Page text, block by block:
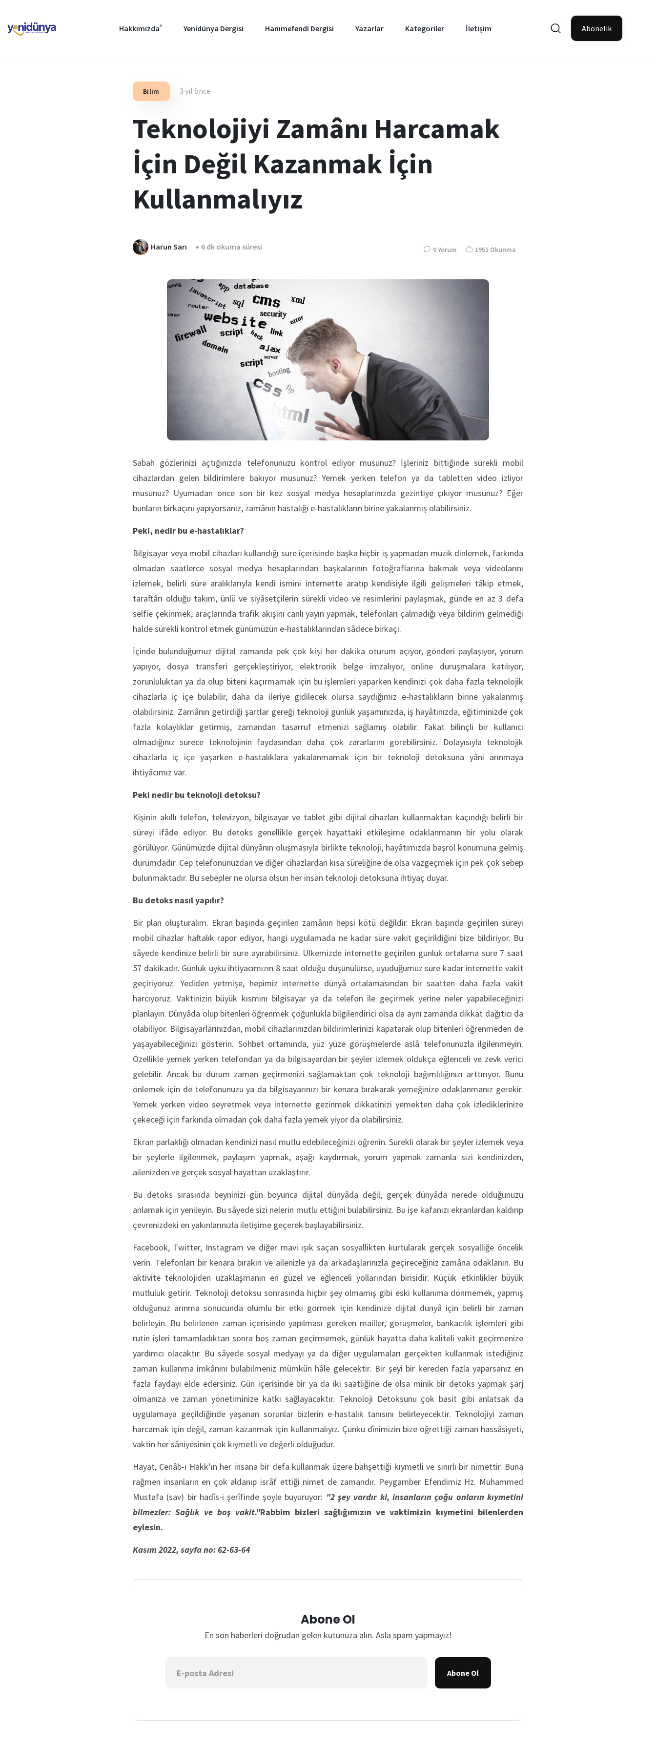
Hakkımızda Yenidünya Dergisi Hanımefendi Dergisi Yazarlar Kategoriler İletişim Abonelik
Bilim 3 yıl önce
Teknolojiyi Zamânı Harcamak
İçin Değil Kazanmak İçin
Kullanmalıyız
Harun Sarı 6 dk okuma süresi 0 Yorum 1951 Okunma
Sabah gözlerinizi açtığınızda telefonunuzu kontrol ediyor musunuz? İşleriniz bittiğinde sürekli mobil
cihazlardan gelen bildirimlere bakıyor musunuz? Yemek yerken telefon ya da tabletten video izliyor
musunuz? Uyumadan önce son bir kez sosyal medya hesaplarınızda gezintiye çıkıyor musunuz? Eğer
bunların birkaçını yapıyorsanız, zamânın hastalığı e-hastalıkların birine yakalanmış olabilirsiniz.
Peki, nedir bu e-hastalıklar?
Bilgisayar veya mobil cihazları kullandığı süre içerisinde başka hiçbir iş yapmadan müzik dinlemek, farkında
olmadan saatlerce sosyal medya hesaplarından başkalarının fotoğraflarına bakmak veya videolarını
izlemek, belirli süre aralıklarıyla kendi ismini internette aratıp kendisiyle ilgili gelişmeleri tâkip etmek,
taraftârı olduğu takım, ünlü ve siyâsetçilerin sürekli video ve resimlerini paylaşmak, günde en az 3 defa
selfie çekinmek, araçlarında trafik akışını canlı yayın yapmak, telefonları çalmadığı veya bildirim gelmediği
halde sürekli kontrol etmek günümüzün e-hastalıklarından sâdece birkaçı.
İçinde bulunduğumuz dijital zamanda pek çok kişi her dakika oturum açıyor, gönderi paylaşıyor, yorum
yapıyor, dosya transferi gerçekleştiriyor, elektronik belge imzalıyor, online duruşmalara katılıyor,
zorunluluktan ya da olup biteni kaçırmamak için bu işlemleri yaparken kendinizi çok daha fazla teknolojik
cihazlarla iç içe bulabilir, daha da ileriye gidilecek olursa saydığımız e-hastalıkların birine yakalanmış
olabilirsiniz. Zamânın getirdiği şartlar gereği teknoloji günlük yaşamınızda, iş hayâtınızda, eğitiminizde çok
fazla kolaylıklar getirmiş, zamandan tasarruf etmenizi sağlamış olabilir. Fakat bilinçli bir kullanıcı
olmadığınız sürece teknolojinin faydasından daha çok zararlarını görebilirsiniz. Dolayısıyla teknolojik
cihazlarla iç içe yaşarken e-hastalıklara yakalanmamak için bir teknoloji detoksuna yâni arınmaya
ihtiyâcımız var.
Peki nedir bu teknoloji detoksu?
Kişinin akıllı telefon, televizyon, bilgisayar ve tablet gibi dijital cihazları kullanmaktan kaçındığı belirli bir
süreyi ifâde ediyor. Bu detoks genellikle gerçek hayattaki etkileşime odaklanmanın bir yolu olarak
görülüyor. Günümüzde dijital dünyânın oluşmasıyla birlikte teknoloji, hayâtımızda başrol konumuna gelmiş
durumdadır. Cep telefonunuzdan ve diğer cihazlardan kısa süreliğine de olsa vazgeçmek için pek çok sebep
bulunmaktadır. Bu sebepler ne olursa olsun her insan teknoloji detoksuna ihtiyaç duyar.
Bu detoks nasıl yapılır?
Bir plan oluşturalım. Ekran başında geçirilen zamânın hepsi kötü değildir. Ekran başında geçirilen süreyi
mobil cihazlar haftalık rapor ediyor, hangi uygulamada ne kadar süre vakit geçirildiğini bize bildiriyor. Bu
sâyede kendinize belirli bir süre ayırabilirsiniz. Ülkemizde internette geçirilen günlük ortalama süre 7 saat
57 dakikadır. Günlük uyku ihtiyacımızın 8 saat olduğu düşünülürse, uyuduğumuz süre kadar internette vakit
geçiriyoruz. Yediden yetmişe, hepimiz internette dünyâ ortalamasından bir saatten daha fazla vakit
harcıyoruz. Vaktinizin büyük kısmını bilgisayar ya da telefon ile geçirmek yerine neler yapabileceğinizi
planlayın. Dünyâda olup bitenleri öğrenmek çoğunlukla bilgilendirici olsa da aynı zamanda dikkat dağıtıcı da
olabiliyor. Bilgisayarlarınızdan, mobil cihazlarınızdan bildirimlerinizi kapatarak olup bitenleri öğrenmeden de
yaşayabileceğinizi gösterin. Sohbet ortamında, yüz yüze görüşmelerde aslâ telefonunuzla ilgilenmeyin.
Özellikle yemek yerken telefondan ya da bilgisayardan bir şeyler izlemek oldukça eğlenceli ve zevk verici
gelebilir. Ancak bu durum zaman geçirmenizi sağlamaktan çok teknoloji bağımlılığınızı arttırıyor. Bunu
önlemek için de telefonunuzu ya da bilgisayarınızı bir kenara bırakarak yemeğinize odaklanmanız gerekir.
Yemek yerken video seyretmek veya internette gezinmek dikkatinizi yemekten daha çok izlediklerinize
çekeceği için farkında olmadan çok daha fazla yemek yiyor da olabilirsiniz.
Ekran parlaklığı olmadan kendinizi nasıl mutlu edebileceğinizi öğrenin. Sürekli olarak bir şeyler izlemek veya
bir şeylerle ilgilenmek, paylaşım yapmak, aşağı kaydırmak, yorum yapmak zamanla sizi kendinizden,
ailenizden ve gerçek sosyal hayattan uzaklaştırır.
Bu detoks sırasında beyninizi gün boyunca dijital dünyâda değil, gerçek dünyâda nerede olduğunuzu
anlamak için yenileyin. Bu sâyede sizi nelerin mutlu ettiğini bulabilirsiniz. Bu işe kafanızı ekranlardan kaldırıp
çevrenizdeki en yakınlarınızla iletişime geçerek başlayabilirsiniz.
Facebook, Twitter, Instagram ve diğer mavi ışık saçan sosyallikten kurtularak gerçek sosyalliğe öncelik
verin. Telefonları bir kenara bırakın ve ailenizle ya da arkadaşlarınızla geçireceğiniz zamâna odaklanın. Bu
aktivite teknolojiden uzaklaşmanın en güzel ve eğlenceli yollarından birisidir. Küçük etkinlikler büyük
mutluluk getirir. Teknoloji detoksu sonrasında hiçbir şey olmamış gibi eski kullanıma dönmemek, yapmış
olduğunuz arınma sonucunda olumlu bir etki görmek için kendinize dijital dünyâ için belirli bir zaman
belirleyin. Bu belirlenen zaman içerisinde yapılması gereken mailler, görüşmeler, bankacılık işlemleri gibi
rutin işleri tamamladıktan sonra boş zaman geçirmemek, günlük hayatta daha kaliteli vakit geçirmenize
yardımcı olacaktır. Bu sâyede sosyal medyayı ya da diğer uygulamaları gerçekten kullanmak istediğiniz
zaman kullanma imkânını bulabilmeniz mümkün hâle gelecektir. Bir şeyi bir kereden fazla yaparsanız en
fazla faydayı elde edersiniz. Gün içerisinde bir ya da iki saatliğine de olsa minik bir detoks yapmak şarj
olmanıza ve zaman yönetiminize katkı sağlayacaktır. Teknoloji Detoksunu çok basit gibi anlatsak da
uygulamaya geçildiğinde yaşanan sorunlar bizlerin e-hastalık tanısını belirleyecektir. Teknolojiyi zaman
harcamak için değil, zaman kazanmak için kullanmalıyız. Çünkü dînimizin bize öğrettiği zaman hassâsiyeti,
vaktin her sâniyesinin çok kıymetli ve değerli olduğudur.
Hayat, Cenâb-ı Hakk’ın her insana bir defa kullanmak üzere bahşettiği kıymetli ve sınırlı bir nimettir. Buna
rağmen insanların en çok aldanıp isrâf ettiği nimet de zamandır. Peygamber Efendimiz Hz. Muhammed
Mustafa (sav) bir hadîs-i şerîfinde şöyle buyuruyor: "2 şey vardır ki, insanların çoğu onların kıymetini
bilmezler: Sağlık ve boş vakit."Rabbim bizleri sağlığımızın ve vaktimizin kıymetini bilenlerden
eylesin.
Kasım 2022, sayfa no: 62-63-64
Abone Ol
En son haberleri doğrudan gelen kutunuza alın. Asla spam yapmayız!
Abone Ol